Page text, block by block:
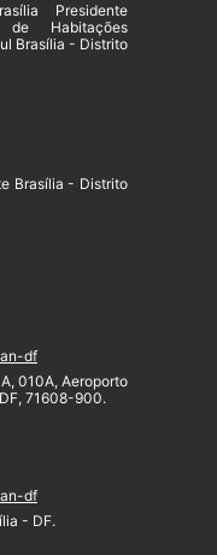
Presidente
de Habitações
Brasília - Distrito
Brasília - Distrito
df
010A, Aeroporto
71608-900.
df
- DF.